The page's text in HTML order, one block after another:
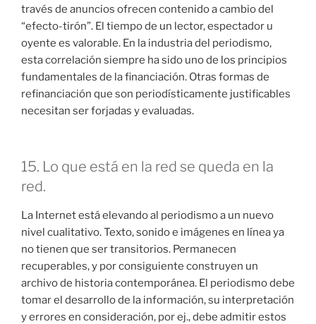
través de anuncios ofrecen contenido a cambio del
“efecto-tirón”. El tiempo de un lector, espectador u
oyente es valorable. En la industria del periodismo,
esta correlación siempre ha sido uno de los principios
fundamentales de la financiación. Otras formas de
refinanciación que son periodísticamente justificables
necesitan ser forjadas y evaluadas.
15. Lo que está en la red se queda en la
red.
La Internet está elevando al periodismo a un nuevo
nivel cualitativo. Texto, sonido e imágenes en línea ya
no tienen que ser transitorios. Permanecen
recuperables, y por consiguiente construyen un
archivo de historia contemporánea. El periodismo debe
tomar el desarrollo de la información, su interpretación
y errores en consideración, por ej., debe admitir estos